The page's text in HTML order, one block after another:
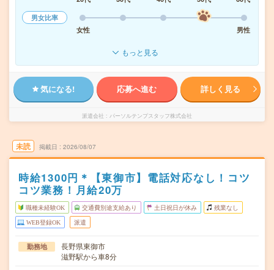
男女比率
女性
男性
もっと見る
気になる! 応募へ進む 詳しく見る
派遣会社 パーソルテンプスタッフ株式会社
未読 掲載日 2026/08/07
時給1300円＊【東御市】電話対応なし！コツ
コツ業務！月給20万
職種未経験OK 交通費別途支給あり 土日祝日が休み 残業なし
WEB登録OK 派遣
勤務地
長野県東御市
滋野駅から車8分